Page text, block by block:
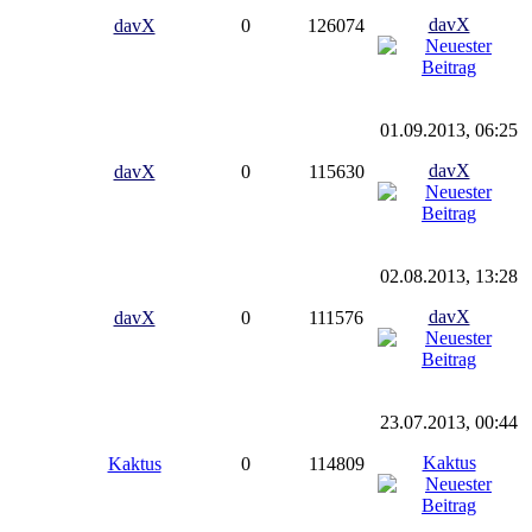
davX 0 126074
davX
davX 0 115630
01.09.2013, 06:25
davX
davX 0 111576
02.08.2013, 13:28
davX
Kaktus 0 114809
23.07.2013, 00:44
Kaktus